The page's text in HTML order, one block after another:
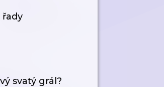
řady
svatý grál?